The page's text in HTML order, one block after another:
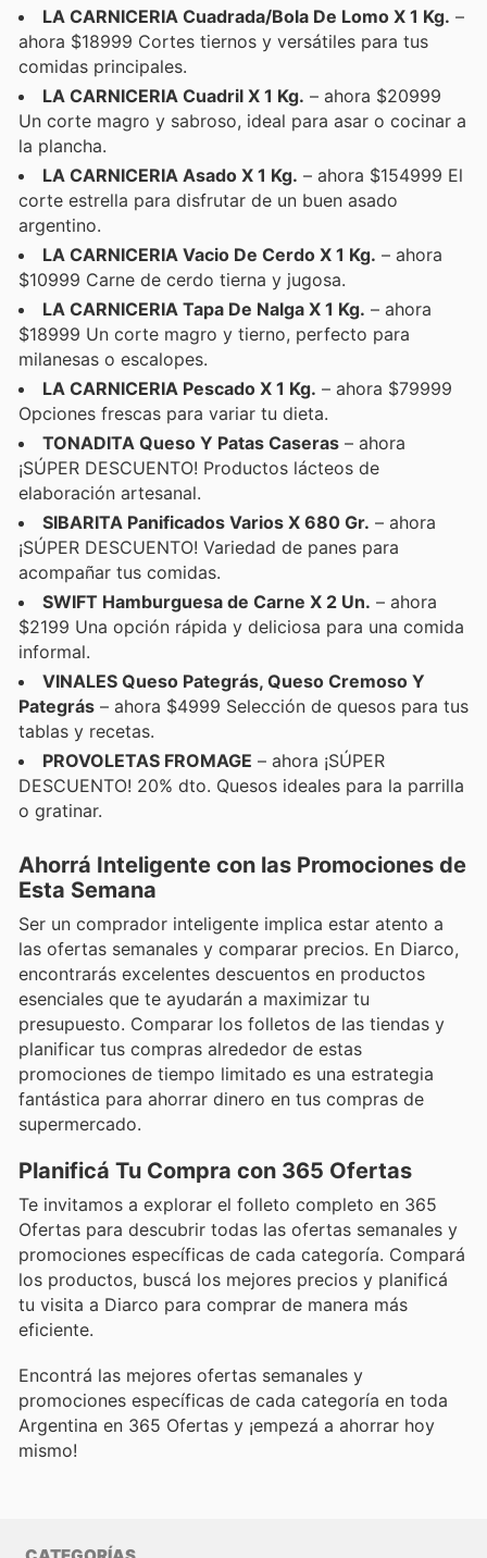
LA CARNICERIA Cuadrada/Bola De Lomo X 1 Kg. –
ahora $18999 Cortes tiernos y versátiles para tus
comidas principales.
LA CARNICERIA Cuadril X 1 Kg. – ahora $20999
Un corte magro y sabroso, ideal para asar o cocinar a
la plancha.
LA CARNICERIA Asado X 1 Kg. – ahora $154999 El
corte estrella para disfrutar de un buen asado
argentino.
LA CARNICERIA Vacio De Cerdo X 1 Kg. – ahora
$10999 Carne de cerdo tierna y jugosa.
LA CARNICERIA Tapa De Nalga X 1 Kg. – ahora
$18999 Un corte magro y tierno, perfecto para
milanesas o escalopes.
LA CARNICERIA Pescado X 1 Kg. – ahora $79999
Opciones frescas para variar tu dieta.
TONADITA Queso Y Patas Caseras – ahora
¡SÚPER DESCUENTO! Productos lácteos de
elaboración artesanal.
SIBARITA Panificados Varios X 680 Gr. – ahora
¡SÚPER DESCUENTO! Variedad de panes para
acompañar tus comidas.
SWIFT Hamburguesa de Carne X 2 Un. – ahora
$2199 Una opción rápida y deliciosa para una comida
informal.
VINALES Queso Pategrás, Queso Cremoso Y
Pategrás – ahora $4999 Selección de quesos para tus
tablas y recetas.
PROVOLETAS FROMAGE – ahora ¡SÚPER
DESCUENTO! 20% dto. Quesos ideales para la parrilla
o gratinar.
Ahorrá Inteligente con las Promociones de
Esta Semana
Ser un comprador inteligente implica estar atento a
las ofertas semanales y comparar precios. En Diarco,
encontrarás excelentes descuentos en productos
esenciales que te ayudarán a maximizar tu
presupuesto. Comparar los folletos de las tiendas y
planificar tus compras alrededor de estas
promociones de tiempo limitado es una estrategia
fantástica para ahorrar dinero en tus compras de
supermercado.
Planificá Tu Compra con 365 Ofertas
Te invitamos a explorar el folleto completo en 365
Ofertas para descubrir todas las ofertas semanales y
promociones específicas de cada categoría. Compará
los productos, buscá los mejores precios y planificá
tu visita a Diarco para comprar de manera más
eficiente.
Encontrá las mejores ofertas semanales y
promociones específicas de cada categoría en toda
Argentina en 365 Ofertas y ¡empezá a ahorrar hoy
mismo!